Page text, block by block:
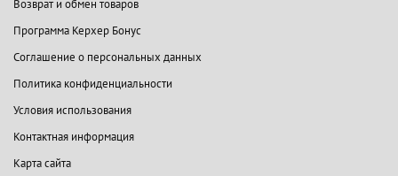
Возврат и обмен товаров
Программа Керхер Бонус
Соглашение о персональных данных
Политика конфиденциальности
Условия использования
Контактная информация
Карта сайта